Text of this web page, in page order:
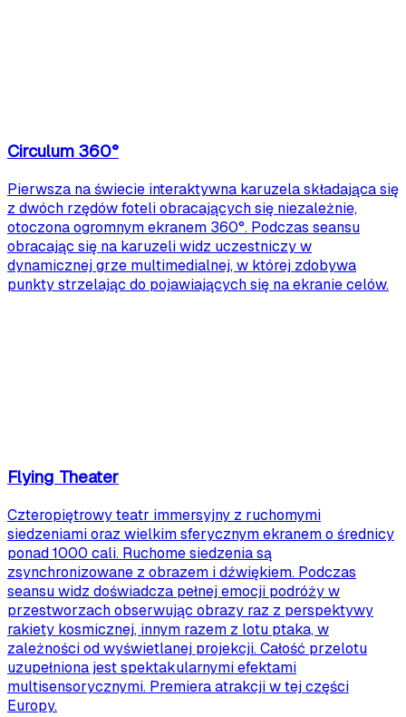
Circulum 360°
Pierwsza na świecie interaktywna karuzela składająca się
z dwóch rzędów foteli obracających się niezależnie,
otoczona ogromnym ekranem 360°. Podczas seansu
obracając się na karuzeli widz uczestniczy w
dynamicznej grze multimedialnej, w której zdobywa
punkty strzelając do pojawiających się na ekranie celów.
Flying Theater
Czteropiętrowy teatr immersyjny z ruchomymi
siedzeniami oraz wielkim sferycznym ekranem o średnicy
ponad 1000 cali. Ruchome siedzenia są
zsynchronizowane z obrazem i dźwiękiem. Podczas
seansu widz doświadcza pełnej emocji podróży w
przestworzach obserwując obrazy raz z perspektywy
rakiety kosmicznej, innym razem z lotu ptaka, w
zależności od wyświetlanej projekcji. Całość przelotu
uzupełniona jest spektakularnymi efektami
multisensorycznymi. Premiera atrakcji w tej części
Europy.